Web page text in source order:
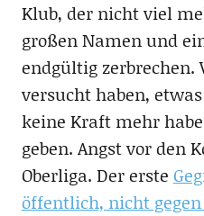
Klub, der nicht viel
großen Namen und
endgültig zerbrechen.
versucht haben,
keine Kraft mehr
geben. Angst vor den
Oberliga. Der erste
öffentlich, nicht